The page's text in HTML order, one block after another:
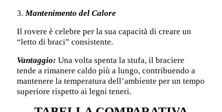
3.Mantenimento del Calore
Il rovere è celebre per la sua capacità di creare un
“letto di braci” consistente.
Vantaggio: Una volta spenta la stufa, il braciere
tende a rimanere caldo più a lungo, contribuendo a
mantenere la temperatura dell’ambiente per un tempo
superiore rispetto ai legni teneri.